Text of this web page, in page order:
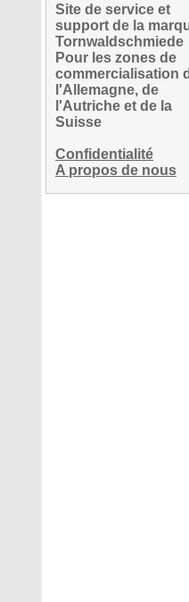
Site de service et
support de la
Tornwaldschmiede
Pour les zones de
commercialisation
l'Allemagne, de
l'Autriche et de la
Suisse
Confidentialité
A propos de nous